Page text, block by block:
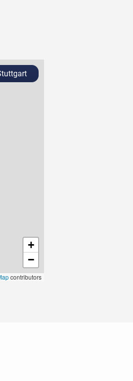
+
−
contributors